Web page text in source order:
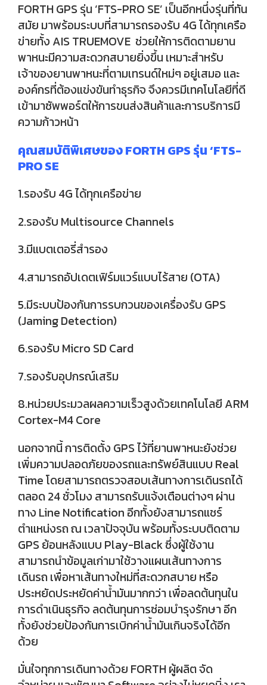
FORTH GPS รุ่น ‘FTS-PRO SE’ เป็นอีกหนึ่งรุ่นที่ทัน
สมัย มาพร้อมระบบที่สามารถรองรับ 4G ได้ทุกเครือ
ข่ายทั้ง AIS TRUEMOVE ช่วยให้การติดตามยาน
พาหนะมีความสะดวกสบายยิ่งขึ้น เหมาะสำหรับ
เจ้าของยานพาหนะที่ตามเทรนด์ใหม่ๆ อยู่เสมอ และ
องค์กรที่ต้องแข่งขันทำธุรกิจ จึงควรมีเทคโนโลยีที่ดี
เข้ามาซัพพอร์ตให้การขนส่งสินค้าและการบริการมี
ความก้าวหน้า
คุณสมบัติพิเศษของ FORTH GPS รุ่น ‘FTS-
PRO SE
1.รองรับ 4G ได้ทุกเครือข่าย
2.รองรับ Multisource Channels
3.มีแบตเตอรี่สำรอง
4.สามารถอัปเดตเฟิร์มแวร์แบบไร้สาย (OTA)
5.มีระบบป้องกันการรบกวนของเครื่องรับ GPS
(Jaming Detection)
6.รองรับ Micro SD Card
7.รองรับอุปกรณ์เสริม
8.หน่วยประมวลผลความเร็วสูงด้วยเทคโนโลยี ARM
Cortex-M4 Core
นอกจากนี้ การติดตั้ง GPS ไว้ที่ยานพาหนะยังช่วย
เพิ่มความปลอดภัยของรถและทรัพย์สินแบบ Real
Time โดยสามารถตรวจสอบเส้นทางการเดินรถได้
ตลอด 24 ชั่วโมง สามารถรับแจ้งเตือนต่างๆ ผ่าน
ทาง Line Notification อีกทั้งยังสามารถแชร์
ตำแหน่งรถ ณ เวลาปัจจุบัน พร้อมทั้งระบบติดตาม
GPS ย้อนหลังแบบ Play-Black ซึ่งผู้ใช้งาน
สามารถนำข้อมูลเก่ามาใช้วางแผนเส้นทางการ
เดินรถ เพื่อหาเส้นทางใหม่ที่สะดวกสบาย หรือ
ประหยัดประหยัดค่าน้ำมันมากกว่า เพื่อลดต้นทุนใน
การดำเนินธุรกิจ ลดต้นทุนการซ่อมบำรุงรักษา อีก
ทั้งยังช่วยป้องกันการเบิกค่าน้ำมันเกินจริงได้อีก
ด้วย
มั่นใจทุกการเดินทางด้วย FORTH ผู้ผลิต จัด